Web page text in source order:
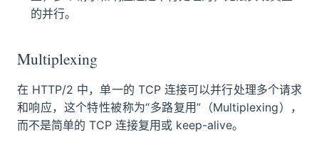
的并行。
Multiplexing
在 HTTP/2 中，单一的 TCP 连接可以并行处理多个请求
和响应，这个特性被称为“多路复用”（Multiplexing），
而不是简单的 TCP 连接复用或 keep-alive。